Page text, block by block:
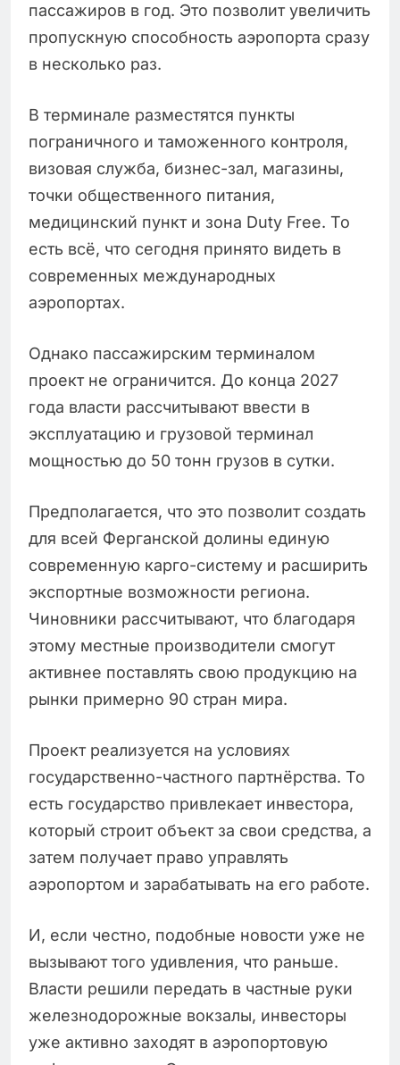
пассажиров в год. Это позволит увеличить
пропускную способность аэропорта сразу
в несколько раз.
В терминале разместятся пункты
пограничного и таможенного контроля,
визовая служба, бизнес-зал, магазины,
точки общественного питания,
медицинский пункт и зона Duty Free. То
есть всё, что сегодня принято видеть в
современных международных
аэропортах.
Однако пассажирским терминалом
проект не ограничится. До конца 2027
года власти рассчитывают ввести в
эксплуатацию и грузовой терминал
мощностью до 50 тонн грузов в сутки.
Предполагается, что это позволит создать
для всей Ферганской долины единую
современную карго-систему и расширить
экспортные возможности региона.
Чиновники рассчитывают, что благодаря
этому местные производители смогут
активнее поставлять свою продукцию на
рынки примерно 90 стран мира.
Проект реализуется на условиях
государственно-частного партнёрства. То
есть государство привлекает инвестора,
который строит объект за свои средства, а
затем получает право управлять
аэропортом и зарабатывать на его работе.
И, если честно, подобные новости уже не
вызывают того удивления, что раньше.
Власти решили передать в частные руки
железнодорожные вокзалы, инвесторы
уже активно заходят в аэропортовую